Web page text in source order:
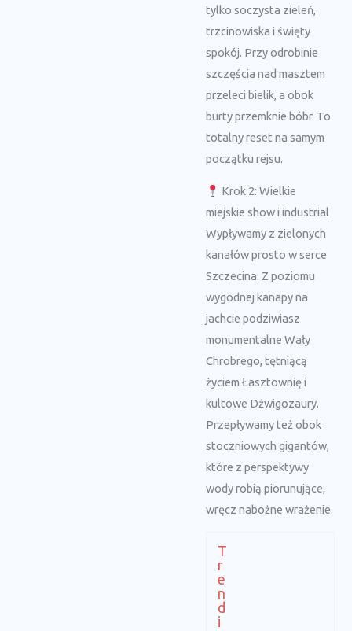
tylko soczysta zieleń,
trzcinowiska i święty
spokój. Przy odrobinie
szczęścia nad masztem
przeleci bielik, a obok
burty przemknie bóbr. To
totalny reset na samym
początku rejsu.
Krok 2: Wielkie
miejskie show i industrial
Wypływamy z zielonych
kanałów prosto w serce
Szczecina. Z poziomu
wygodnej kanapy na
jachcie podziwiasz
monumentalne Wały
Chrobrego, tętniącą
życiem Łasztownię i
kultowe Dźwigozaury.
Przepływamy też obok
stoczniowych gigantów,
które z perspektywy
wody robią piorunujące,
wręcz nabożne wrażenie.
T
r
e
n
d
i